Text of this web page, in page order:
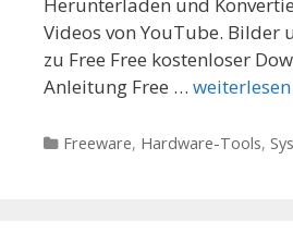
Videos von YouTube. Bilder
zu Free Free kostenloser
Anleitung Free … weiterlesen
Kategorien
Freeware, Hardware-Tools,